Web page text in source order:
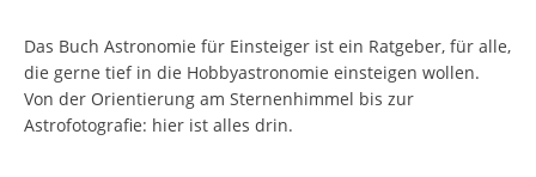
Das Buch Astronomie für Einsteiger ist ein Ratgeber, für alle,
die gerne tief in die Hobbyastronomie einsteigen wollen.
Von der Orientierung am Sternenhimmel bis zur
Astrofotografie: hier ist alles drin.